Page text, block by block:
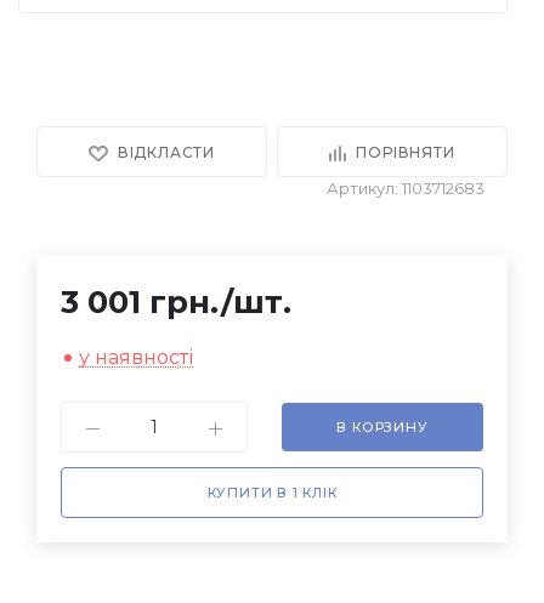
ВІДКЛАСТИ ПОРІВНЯТИ
Артикул: 1103712683
3 001 грн./шт.
у наявності
В КОРЗИНУ
КУПИТИ В 1 КЛІК